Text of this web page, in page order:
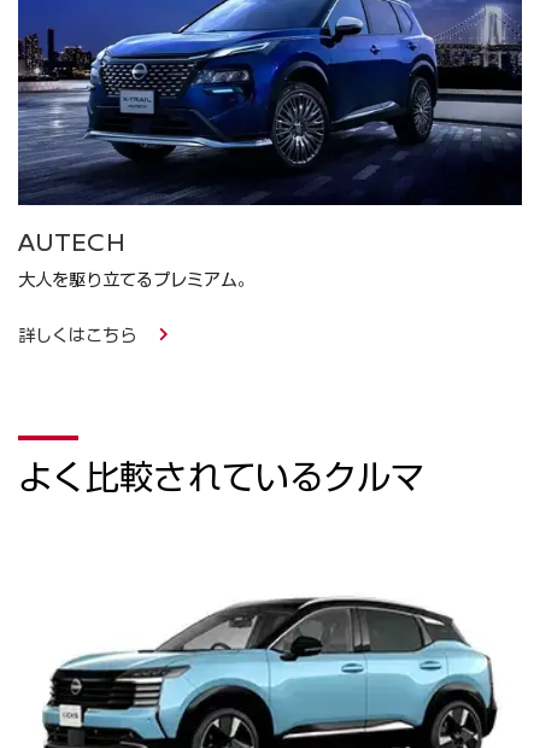
AUTECH
大人を駆り立てるプレミアム。
詳しくはこちら
よく比較されているクルマ